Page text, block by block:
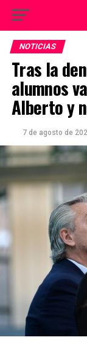
NOTICIAS
Tras la
alumnos
Alberto y
7 de agosto de